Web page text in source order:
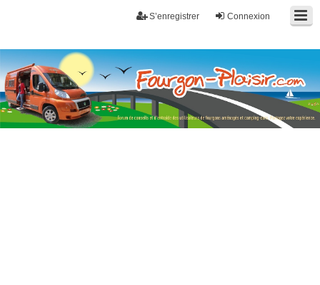
Connexion
S’enregistrer
Fourgon-plaisir.com
Forum de conseils et d'entraide des utilisateurs de fourgons, fourgons
aménagés, vans et de camping-car. Partagez votre expérience.